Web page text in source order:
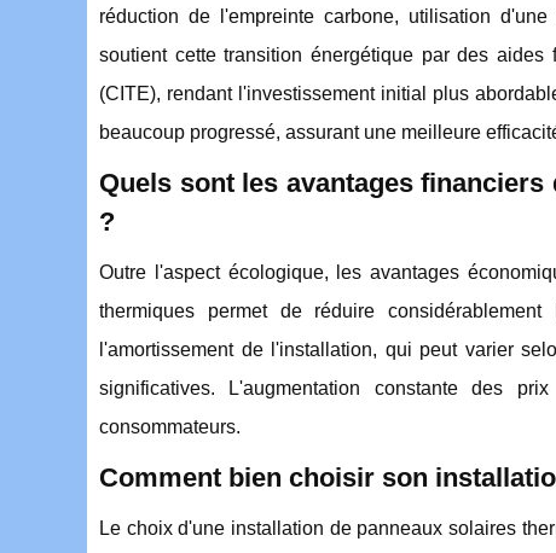
réduction de l'empreinte carbone, utilisation
soutient cette transition énergétique par des
(CITE), rendant l'investissement initial plus
beaucoup progressé, assurant une meilleure
Quels sont les avantages
?
Outre l'aspect écologique, les avantages
thermiques permet de réduire
l'amortissement de l'installation, qui peut varier
significatives. L'augmentation constante des
consommateurs.
Comment bien choisir son
Le choix d'une installation de panneaux solaires